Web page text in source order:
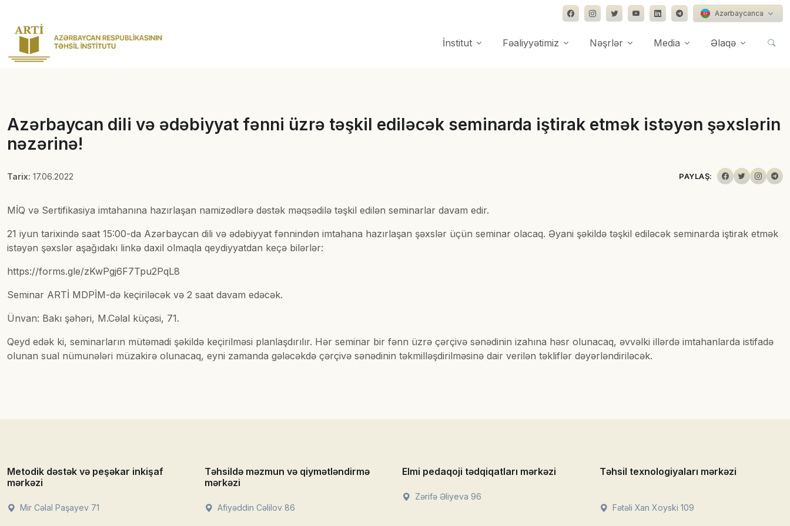
Azərbaycanca
İnstitut Fəaliyyətimiz Nəşrlər Media Əlaqə
Azərbaycan dili və ədəbiyyat fənni üzrə təşkil ediləcək seminarda iştirak etmək istəyən şəxslərin
nəzərinə!
Tarix: 17.06.2022 PAYLAŞ:
MİQ və Sertifikasiya imtahanına hazırlaşan namizədlərə dəstək məqsədilə təşkil edilən seminarlar davam edir.
21 iyun tarixində saat 15:00-da Azərbaycan dili və ədəbiyyat fənnindən imtahana hazırlaşan şəxslər üçün seminar olacaq. Əyani şəkildə təşkil ediləcək seminarda iştirak etmək
istəyən şəxslər aşağıdakı linkə daxil olmaqla qeydiyyatdan keçə bilərlər:
https://forms.gle/zKwPgj6F7Tpu2PqL8
Seminar ARTİ MDPİM-də keçiriləcək və 2 saat davam edəcək.
Ünvan: Bakı şəhəri, M.Cəlal küçəsi, 71.
Qeyd edək ki, seminarların mütəmadi şəkildə keçirilməsi planlaşdırılır. Hər seminar bir fənn üzrə çərçivə sənədinin izahına həsr olunacaq, əvvəlki illərdə imtahanlarda istifadə
olunan sual nümunələri müzakirə olunacaq, eyni zamanda gələcəkdə çərçivə sənədinin təkmilləşdirilməsinə dair verilən təkliflər dəyərləndiriləcək.
Metodik dəstək və peşəkar inkişaf
mərkəzi
Mir Cəlal Paşayev 71
Təhsildə məzmun və qiymətləndirmə
mərkəzi
Afiyəddin Cəlilov 86
Elmi pedaqoji tədqiqatları mərkəzi
Zərifə Əliyeva 96
Təhsil texnologiyaları mərkəzi
Fətəli Xan Xoyski 109